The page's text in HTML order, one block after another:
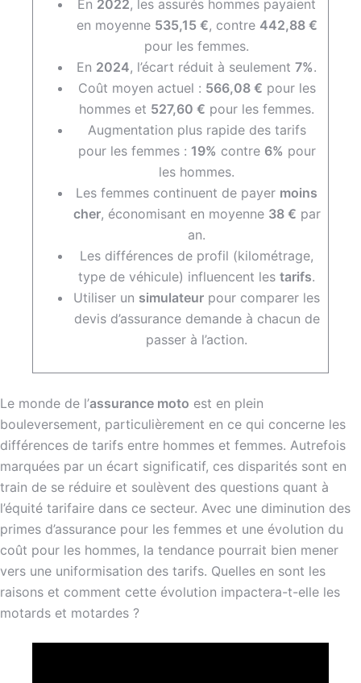
En 2022, les assurés hommes payaient
en moyenne 535,15 €, contre 442,88 €
pour les femmes.
En 2024, l’écart réduit à seulement 7%.
Coût moyen actuel : 566,08 € pour les
hommes et 527,60 € pour les femmes.
Augmentation plus rapide des tarifs
pour les femmes : 19% contre 6% pour
les hommes.
Les femmes continuent de payer moins
cher, économisant en moyenne 38 € par
an.
Les différences de profil (kilométrage,
type de véhicule) influencent les tarifs.
Utiliser un simulateur pour comparer les
devis d’assurance demande à chacun de
passer à l’action.
Le monde de l’assurance moto est en plein
bouleversement, particulièrement en ce qui concerne les
différences de tarifs entre hommes et femmes. Autrefois
marquées par un écart significatif, ces disparités sont en
train de se réduire et soulèvent des questions quant à
l’équité tarifaire dans ce secteur. Avec une diminution des
primes d’assurance pour les femmes et une évolution du
coût pour les hommes, la tendance pourrait bien mener
vers une uniformisation des tarifs. Quelles en sont les
raisons et comment cette évolution impactera-t-elle les
motards et motardes ?